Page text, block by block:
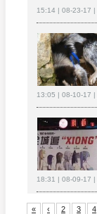
15:14 | 08-23-17 |
13:05 | 08-10-17 |
18:31 | 08-09-17 |
« ‹ 2 3 4